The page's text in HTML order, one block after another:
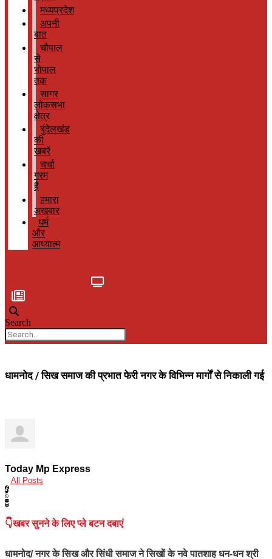
मध्यप्रदेश
अपनी
बात
चौपाल
से
भोपाल
तक
सागर
लोकसभा
क्षेत्र
बुंदेलखंड
की
खबरें
चर्चा
गरम
है
हमारा
अखबार
धर्म
और
आध्यात्म
Search
धामनोद / सिख समाज की प्रभात फेरी नगर के विभिन्न मार्गों से निकाली गई
Today Mp Express
All Posts
👇खबर सुनने के लिए प्ले बटन दबाएं
धामनोद/ नगर के सिख और सिंधी समाज ने सिखों के नवे पातशाह धन-धन श्री